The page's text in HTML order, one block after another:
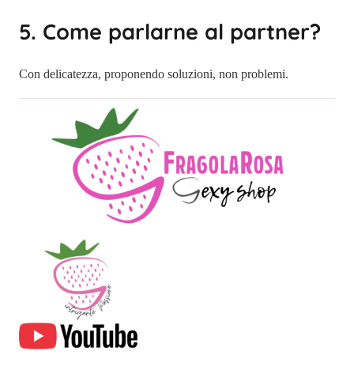
5. Come parlarne al partner?
Con delicatezza, proponendo soluzioni, non problemi.